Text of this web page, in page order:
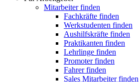
Mitarbeiter finden
Fachkräfte finden
Werkstudenten finden
Aushilfskräfte finden
Praktikanten finden
Lehrlinge finden
Promoter finden
Fahrer finden
Sales Mitarbeiter finden